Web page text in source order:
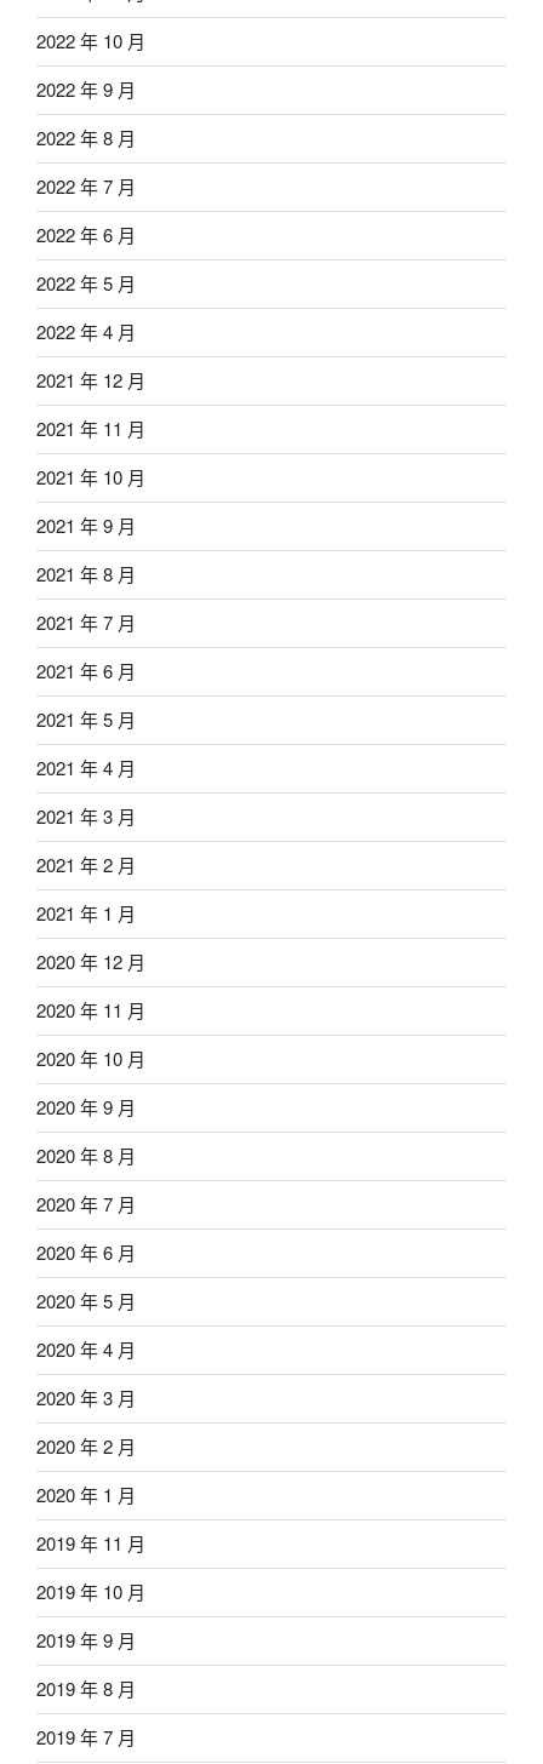
2022 年 10 月
2022 年 9 月
2022 年 8 月
2022 年 7 月
2022 年 6 月
2022 年 5 月
2022 年 4 月
2021 年 12 月
2021 年 11 月
2021 年 10 月
2021 年 9 月
2021 年 8 月
2021 年 7 月
2021 年 6 月
2021 年 5 月
2021 年 4 月
2021 年 3 月
2021 年 2 月
2021 年 1 月
2020 年 12 月
2020 年 11 月
2020 年 10 月
2020 年 9 月
2020 年 8 月
2020 年 7 月
2020 年 6 月
2020 年 5 月
2020 年 4 月
2020 年 3 月
2020 年 2 月
2020 年 1 月
2019 年 11 月
2019 年 10 月
2019 年 9 月
2019 年 8 月
2019 年 7 月